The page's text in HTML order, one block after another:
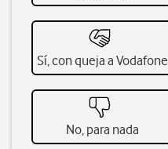
Sí, con queja a Vodafone
No, para nada